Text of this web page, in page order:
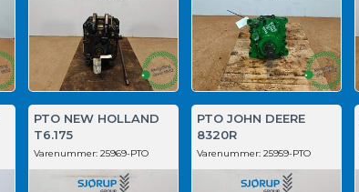
PTO NEW HOLLAND
T6.175
Varenummer: 25969-PTO
PTO JOHN DEERE
8320R
Varenummer: 25959-PTO